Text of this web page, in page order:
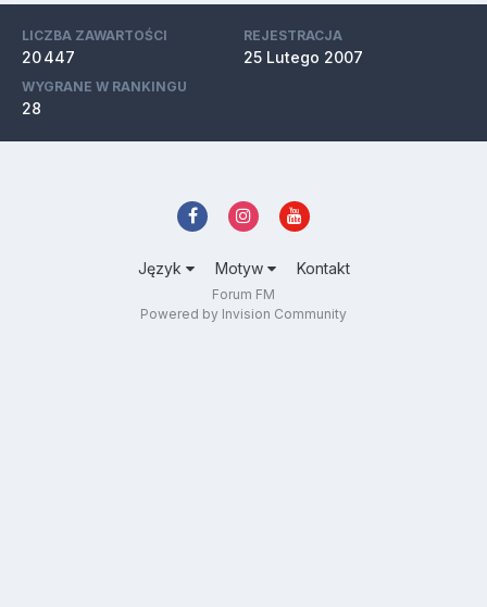
LICZBA ZAWARTOŚCI
20 447
REJESTRACJA
25 Lutego 2007
WYGRANE W RANKINGU
28
Język Motyw Kontakt
Forum FM
Powered by Invision Community